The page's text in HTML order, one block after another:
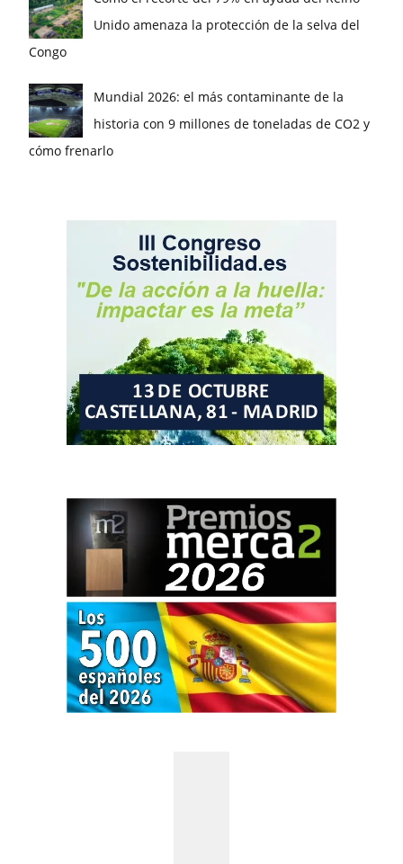
Unido amenaza la protección de la selva del
Congo
Mundial 2026: el más contaminante de la
historia con 9 millones de toneladas de CO2 y
cómo frenarlo